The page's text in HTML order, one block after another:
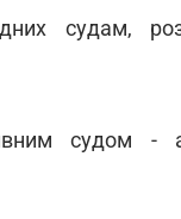
судам,
судом -